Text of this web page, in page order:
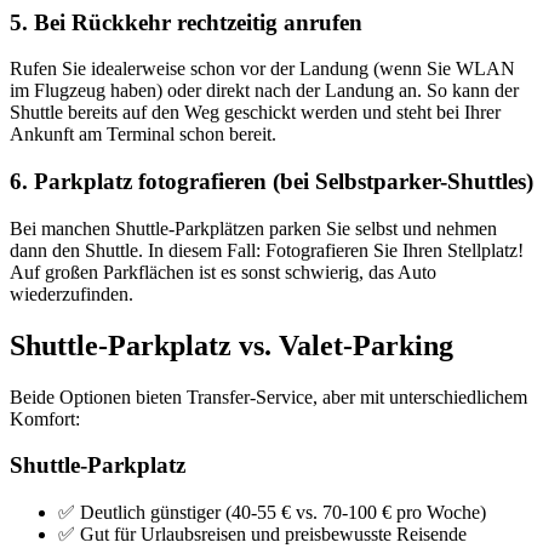
5. Bei Rückkehr rechtzeitig anrufen
Rufen Sie idealerweise schon vor der Landung (wenn Sie WLAN
im Flugzeug haben) oder direkt nach der Landung an. So kann der
Shuttle bereits auf den Weg geschickt werden und steht bei Ihrer
Ankunft am Terminal schon bereit.
6. Parkplatz fotografieren (bei Selbstparker-Shuttles)
Bei manchen Shuttle-Parkplätzen parken Sie selbst und nehmen
dann den Shuttle. In diesem Fall: Fotografieren Sie Ihren Stellplatz!
Auf großen Parkflächen ist es sonst schwierig, das Auto
wiederzufinden.
Shuttle-Parkplatz vs. Valet-Parking
Beide Optionen bieten Transfer-Service, aber mit unterschiedlichem
Komfort:
Shuttle-Parkplatz
✅ Deutlich günstiger (40-55 € vs. 70-100 € pro Woche)
✅ Gut für Urlaubsreisen und preisbewusste Reisende